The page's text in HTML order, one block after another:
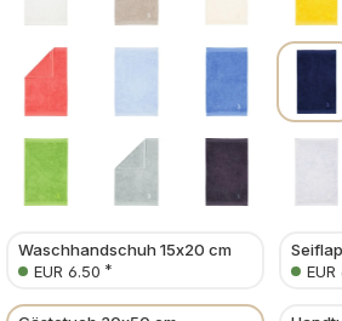
Waschhandschuh 15x20 cm
EUR 6.50 *
EUR